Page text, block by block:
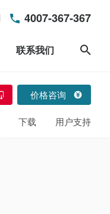
4007-367-367
联系我们
价格咨询
下载 用户支持